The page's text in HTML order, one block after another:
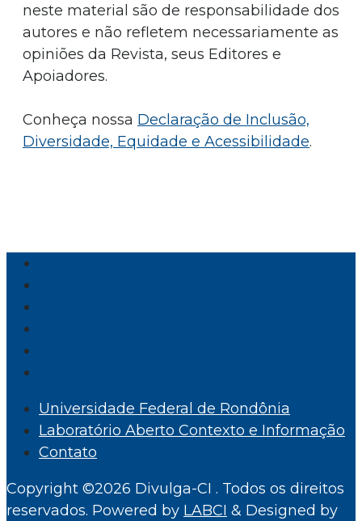
neste material são de responsabilidade dos
autores e não refletem necessariamente as
opiniões da Revista, seus Editores e
Apoiadores.
Conheça nossa Declaração de Inclusão,
Diversidade, Equidade e Acessibilidade.
Universidade Federal de Rondônia
Laboratório Aberto Contexto e Informação
Contato
Copyright ©2026 Divulga-CI . Todos os direitos
reservados. Powered by LABCI & Designed by